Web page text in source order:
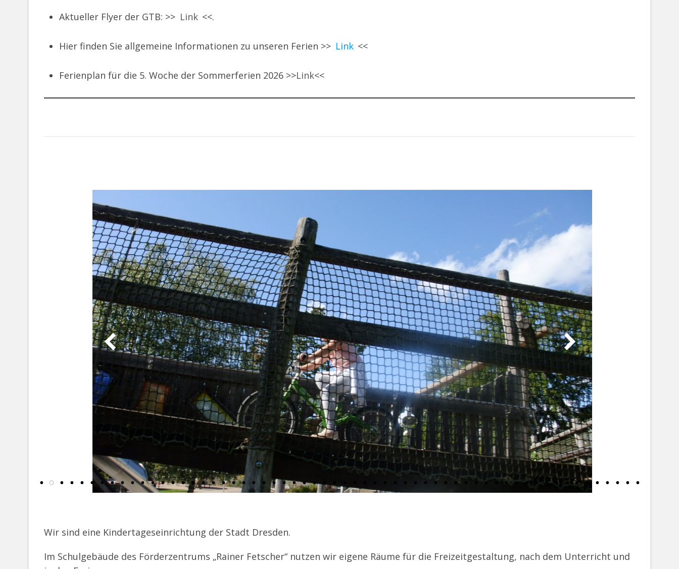
Aktueller Flyer der GTB: >> Link <<.
Hier finden Sie allgemeine Informationen zu unseren Ferien >> Link <<
Ferienplan für die 5. Woche der Sommerferien 2026 >>Link<<
Wir sind eine Kindertageseinrichtung der Stadt Dresden.
Im Schulgebäude des Förderzentrums „Rainer Fetscher“ nutzen wir eigene Räume für die Freizeitgestaltung, nach dem Unterricht und